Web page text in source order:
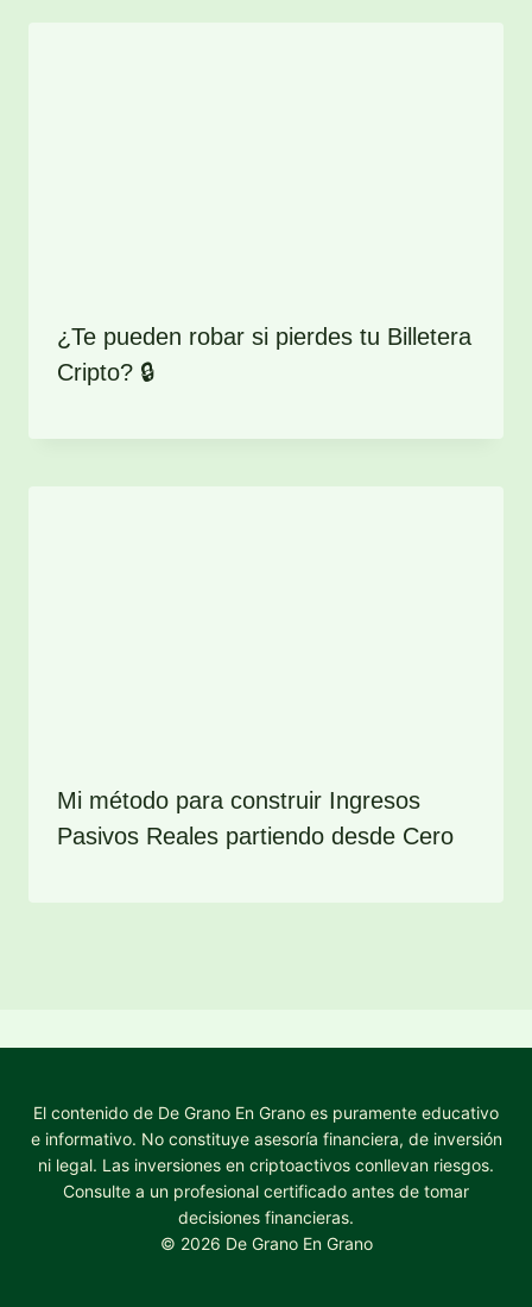
¿Te pueden robar si pierdes tu Billetera
Cripto? 🔒
Mi método para construir Ingresos
Pasivos Reales partiendo desde Cero
El contenido de De Grano En Grano es puramente educativo
e informativo. No constituye asesoría financiera, de inversión
ni legal. Las inversiones en criptoactivos conllevan riesgos.
Consulte a un profesional certificado antes de tomar
decisiones financieras.
© 2026 De Grano En Grano